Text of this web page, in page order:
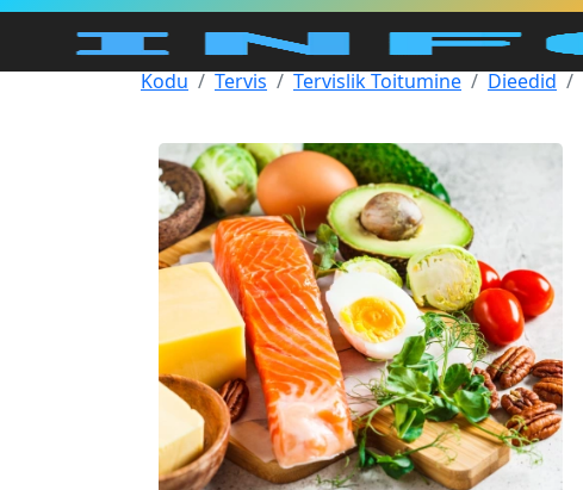
Kodu Tervis Tervislik Toitumine Dieedid